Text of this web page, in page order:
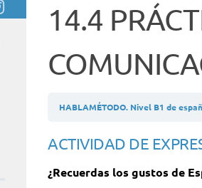
14.4
HABLAMÉTODO. Nivel B1 de
ACTIVIDAD DE
¿Recuerdas los gustos de